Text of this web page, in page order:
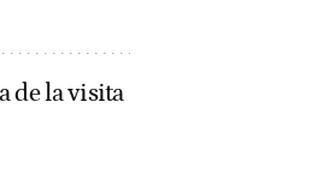
de la visita